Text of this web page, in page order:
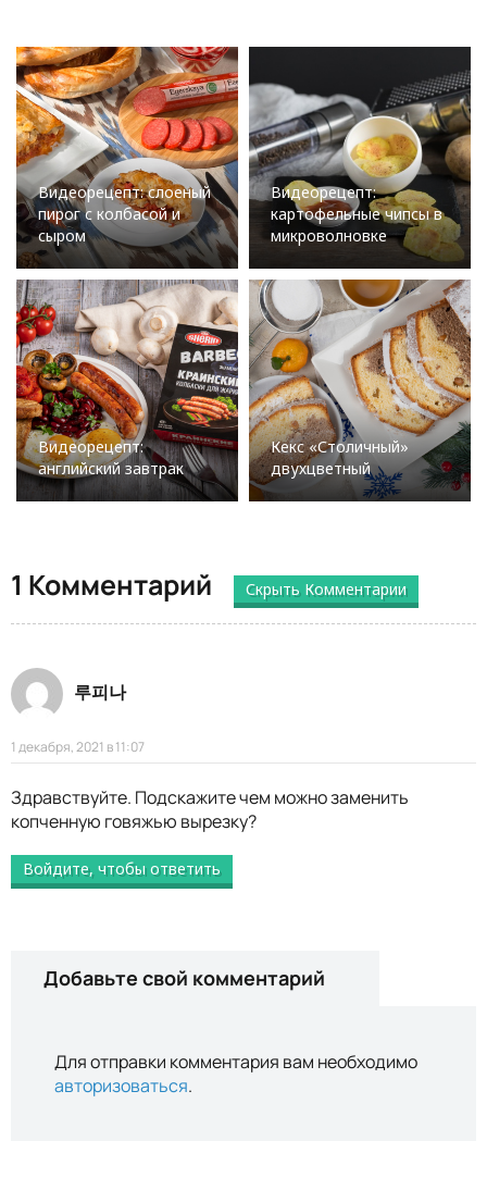
Видеорецепт: слоеный
пирог с колбасой и
сыром
Видеорецепт:
картофельные чипсы в
микроволновке
Видеорецепт:
английский завтрак
Кекс «Столичный»
двухцветный
1 Комментарий Скрыть Комментарии
루피나
1 декабря, 2021 в 11:07
Здравствуйте. Подскажите чем можно заменить
копченную говяжью вырезку?
Войдите, чтобы ответить
Добавьте свой комментарий
Для отправки комментария вам необходимо
авторизоваться.